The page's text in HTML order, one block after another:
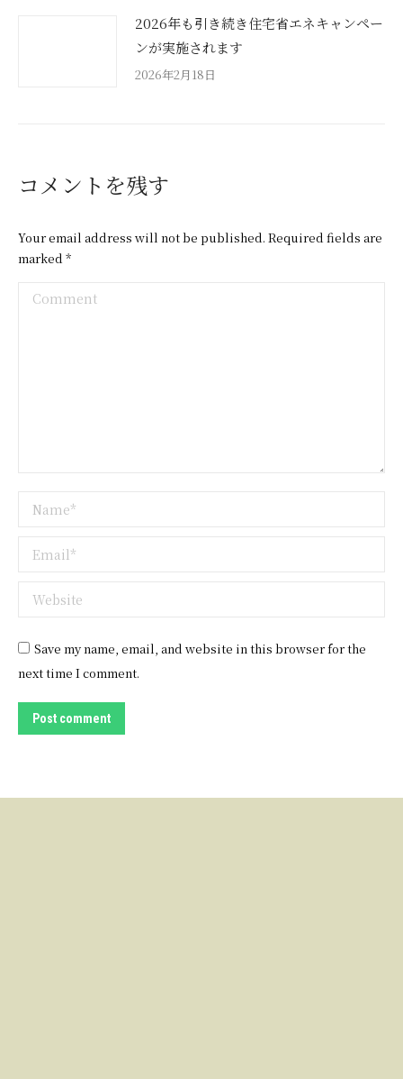
2026年も引き続き住宅省エネキャンペー
ンが実施されます
2026年2月18日
コメントを残す
Your email address will not be published. Required fields are
marked*
Comment
Name *
Email *
Website
Save my name, email, and website in this browser for the
next time I comment.
Post comment